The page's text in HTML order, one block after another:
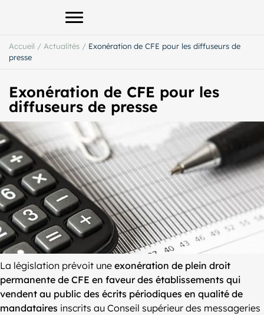
Afficher le menu principal
Accueil / Actualités / Exonération de CFE pour les diffuseurs de
presse
Exonération de CFE pour les
diffuseurs de presse
La législation prévoit une exonération de plein droit
permanente de CFE en faveur des établissements qui
vendent au public des écrits périodiques en qualité de
mandataires inscrits au Conseil supérieur des messageries